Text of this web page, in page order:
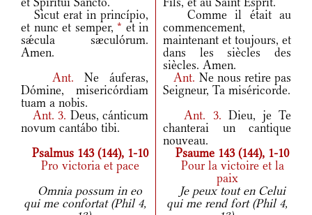
Sicut erat in princípio,
et nunc et semper, * et in
sǽcula sæculórum.
Amen.
Comme il était au
commencement,
maintenant et toujours, et
dans les siècles des
siècles. Amen.
Ant. Ne áuferas,
Dómine, misericórdiam
tuam a nobis.
Ant. Ne nous retire pas
Seigneur, Ta miséricorde.
Ant. 3. Deus, cánticum
novum cantábo tibi.
Ant. 3. Dieu, je Te
chanterai un cantique
nouveau.
Psalmus 143 (144), 1-10
Psaume 143 (144), 1-10
Pro victoria et pace
Pour la victoire et la
paix
Omnia possum in eo
qui me confortat (Phil 4,
Je peux tout en Celui
qui me rend fort (Phil 4,